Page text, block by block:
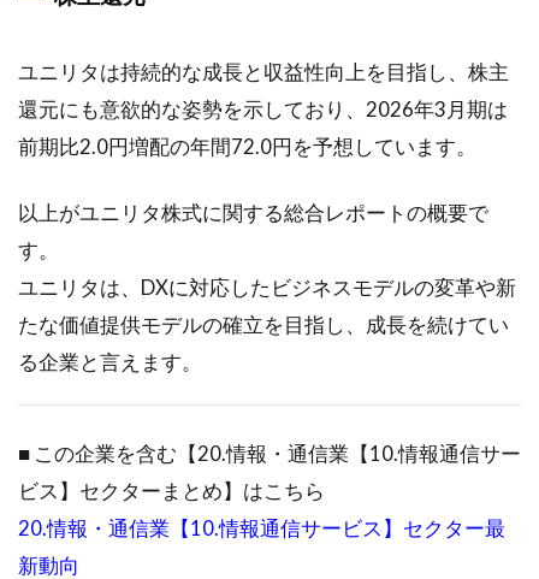
経営計
画の方
向性
2.6.2
別の売
2.7
沿革
と業
移
2.7.1
1. 沿革
2.7.2
ユニリタは持続的な成長と収益性向上を目指し、株主
還元にも意欲的な姿勢を示しており、2026年3月期は
前期比2.0円増配の年間72.0円を予想しています。
以上がユニリタ株式に関する総合レポートの概要で
す。
ユニリタは、DXに対応したビジネスモデルの変革や新
たな価値提供モデルの確立を目指し、成長を続けてい
る企業と言えます。
■ この企業を含む【20.情報・通信業【10.情報通信サー
ビス】セクターまとめ】はこちら
20.情報・通信業【10.情報通信サービス】セクター最
新動向